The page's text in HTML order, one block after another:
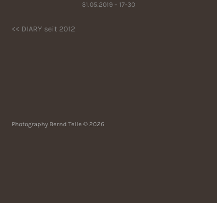
31.05.2019 – 17-30
<< DIARY seit 2012
Photography Bernd Telle © 2026